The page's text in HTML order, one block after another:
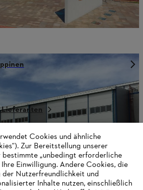
Cookies und ähnliche
Zur Bereitstellung unserer
„unbedingt erforderliche
Einwilligung. Andere Cookies, die
Nutzerfreundlichkeit und
Inhalte nutzen, einschließlich